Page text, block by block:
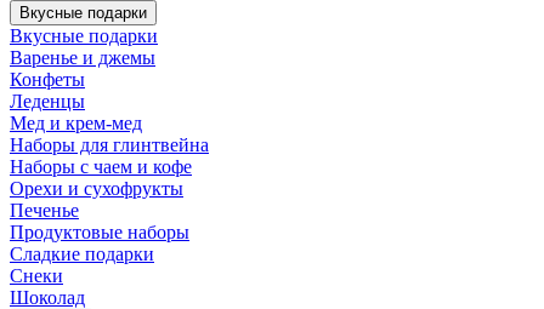
Вкусные подарки
Вкусные подарки
Варенье и джемы
Конфеты
Леденцы
Мед и крем-мед
Наборы для глинтвейна
Наборы с чаем и кофе
Орехи и сухофрукты
Печенье
Продуктовые наборы
Сладкие подарки
Снеки
Шоколад